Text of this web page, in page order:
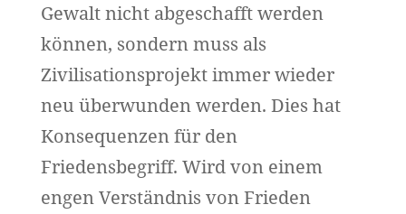
Gewalt nicht abgeschafft werden
können, sondern muss als
Zivilisationsprojekt immer wieder
neu überwunden werden. Dies hat
Konsequenzen für den
Friedensbegriff. Wird von einem
engen Verständnis von Frieden